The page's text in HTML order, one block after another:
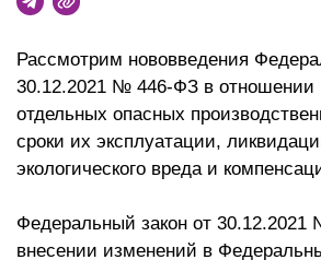
Рассмотрим нововведения
30.12.2021 № 446-ФЗ в отношении
отдельных опасных
сроки их эксплуатации,
экологического вреда и
Федеральный закон от
внесении изменений в